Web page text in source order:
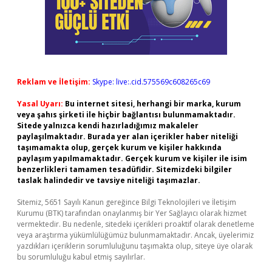
Reklam ve İletişim: Skype: live:.cid.575569c608265c69
Yasal Uyarı: Bu internet sitesi, herhangi bir marka, kurum
veya şahıs şirketi ile hiçbir bağlantısı bulunmamaktadır.
Sitede yalnızca kendi hazırladığımız makaleler
paylaşılmaktadır. Burada yer alan içerikler haber niteliği
taşımamakta olup, gerçek kurum ve kişiler hakkında
paylaşım yapılmamaktadır. Gerçek kurum ve kişiler ile isim
benzerlikleri tamamen tesadüfidir. Sitemizdeki bilgiler
taslak halindedir ve tavsiye niteliği taşımazlar.
Sitemiz, 5651 Sayılı Kanun gereğince Bilgi Teknolojileri ve İletişim
Kurumu (BTK) tarafından onaylanmış bir Yer Sağlayıcı olarak hizmet
vermektedir. Bu nedenle, sitedeki içerikleri proaktif olarak denetleme
veya araştırma yükümlülüğümüz bulunmamaktadır. Ancak, üyelerimiz
yazdıkları içeriklerin sorumluluğunu taşımakta olup, siteye üye olarak
bu sorumluluğu kabul etmiş sayılırlar.